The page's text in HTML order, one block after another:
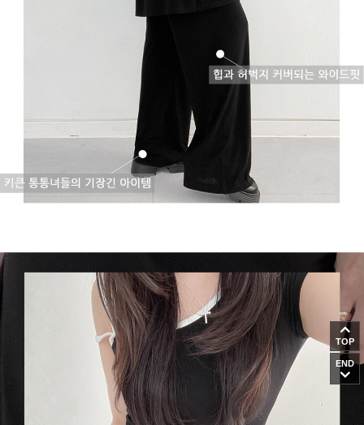
TOP
END